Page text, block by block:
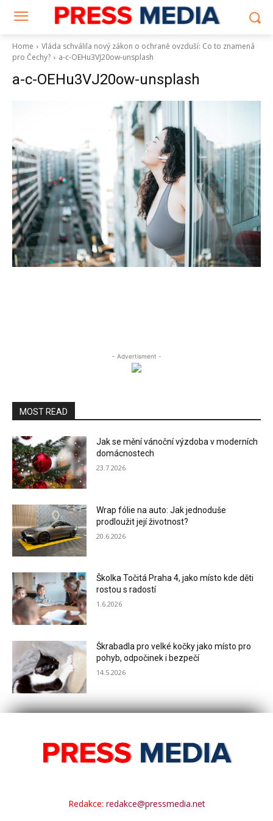
Home
Vláda schválila nový zákon o ochraně ovzduší: Co to znamená
pro Čechy?
a-c-OEHu3VJ20ow-unsplash
a-c-OEHu3VJ20ow-unsplash
- Advertisment -
MOST READ
Jak se mění vánoční výzdoba v moderních
domácnostech
23.7.2026
Wrap fólie na auto: Jak jednoduše
prodloužit její životnost?
20.6.2026
Školka Točitá Praha 4, jako místo kde děti
rostou s radostí
1.6.2026
Škrabadla pro velké kočky jako místo pro
pohyb, odpočinek i bezpečí
14.5.2026
Redakce: redakce@pressmedia.net